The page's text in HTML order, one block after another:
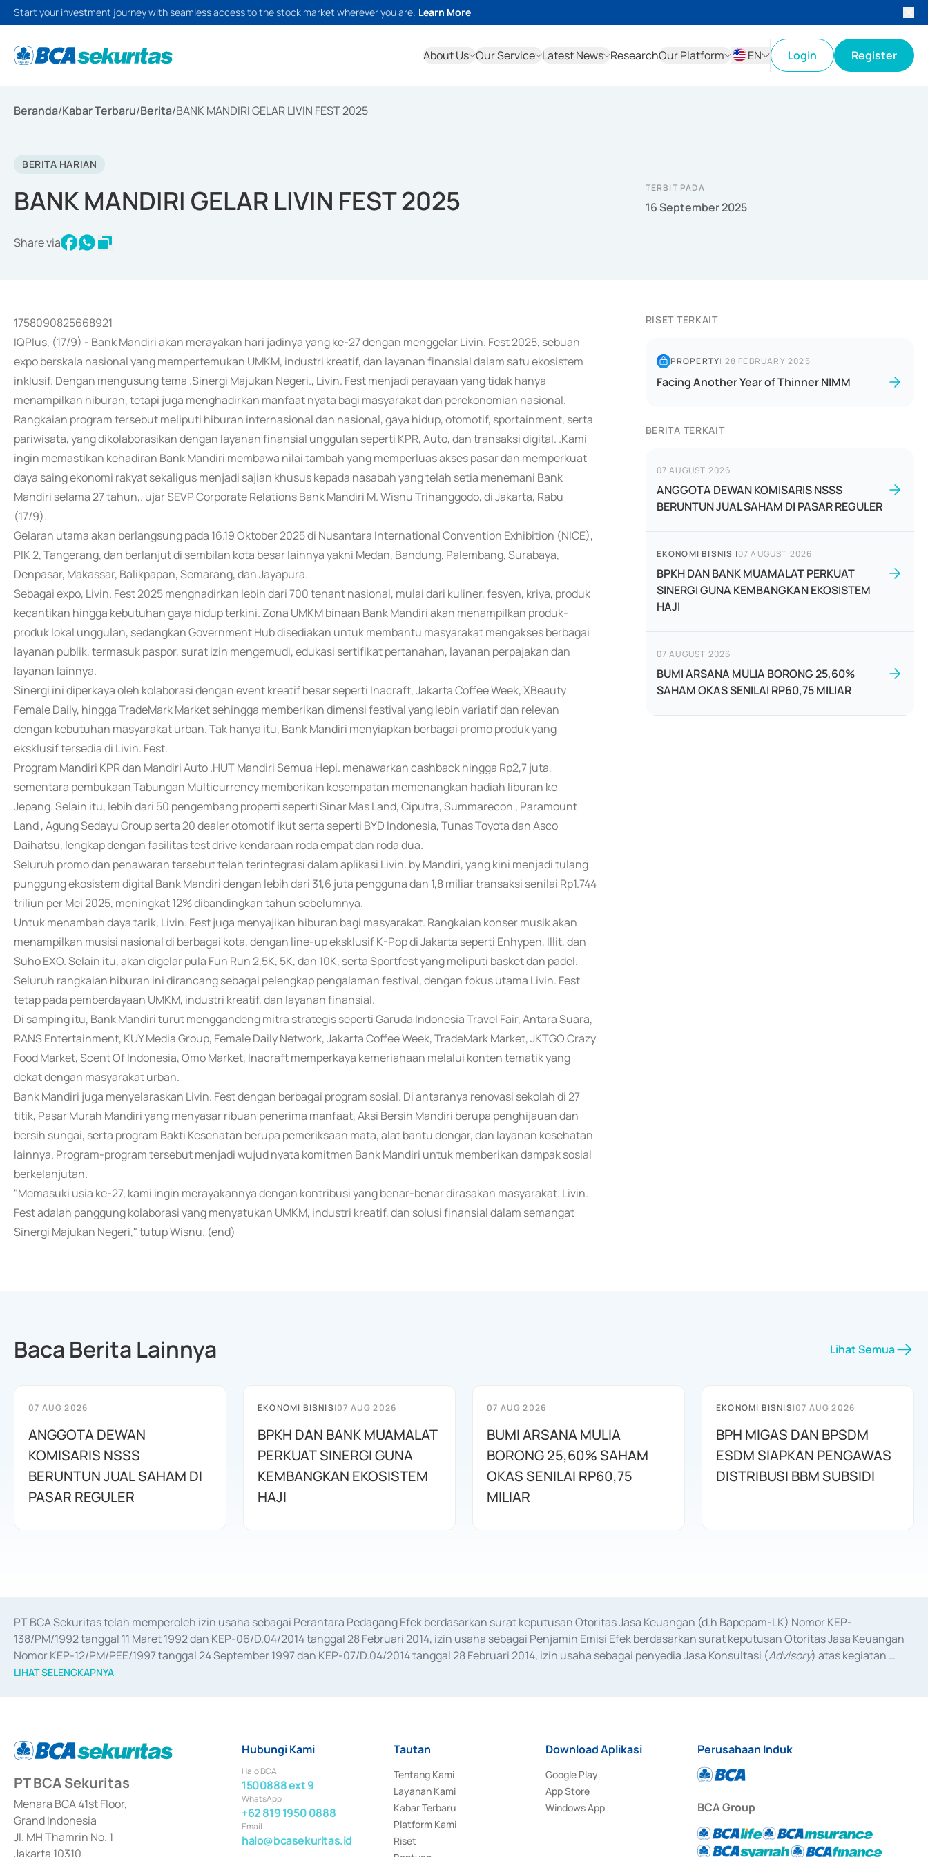
Start your investment journey with seamless access to the stock market wherever you are. Learn More
About Us Our Service Latest News ResearchOur Platform
EN
Login Register
Beranda/Kabar Terbaru/Berita/BANK MANDIRI GELAR LIVIN FEST 2025
BERITA HARIAN
BANK MANDIRI GELAR LIVIN FEST 2025
Share via
TERBIT PADA
16 September 2025
1758090825668921
IQPlus, (17/9) - Bank Mandiri akan merayakan hari jadinya yang ke-27 dengan menggelar Livin. Fest 2025, sebuah
expo berskala nasional yang mempertemukan UMKM, industri kreatif, dan layanan finansial dalam satu ekosistem
inklusif. Dengan mengusung tema .Sinergi Majukan Negeri., Livin. Fest menjadi perayaan yang tidak hanya
menampilkan hiburan, tetapi juga menghadirkan manfaat nyata bagi masyarakat dan perekonomian nasional.
Rangkaian program tersebut meliputi hiburan internasional dan nasional, gaya hidup, otomotif, sportainment, serta
pariwisata, yang dikolaborasikan dengan layanan finansial unggulan seperti KPR, Auto, dan transaksi digital. .Kami
ingin memastikan kehadiran Bank Mandiri membawa nilai tambah yang memperluas akses pasar dan memperkuat
daya saing ekonomi rakyat sekaligus menjadi sajian khusus kepada nasabah yang telah setia menemani Bank
Mandiri selama 27 tahun,. ujar SEVP Corporate Relations Bank Mandiri M. Wisnu Trihanggodo, di Jakarta, Rabu
(17/9).
Gelaran utama akan berlangsung pada 16.19 Oktober 2025 di Nusantara International Convention Exhibition (NICE),
PIK 2, Tangerang, dan berlanjut di sembilan kota besar lainnya yakni Medan, Bandung, Palembang, Surabaya,
Denpasar, Makassar, Balikpapan, Semarang, dan Jayapura.
Sebagai expo, Livin. Fest 2025 menghadirkan lebih dari 700 tenant nasional, mulai dari kuliner, fesyen, kriya, produk
kecantikan hingga kebutuhan gaya hidup terkini. Zona UMKM binaan Bank Mandiri akan menampilkan produk-
produk lokal unggulan, sedangkan Government Hub disediakan untuk membantu masyarakat mengakses berbagai
layanan publik, termasuk paspor, surat izin mengemudi, edukasi sertifikat pertanahan, layanan perpajakan dan
layanan lainnya.
Sinergi ini diperkaya oleh kolaborasi dengan event kreatif besar seperti Inacraft, Jakarta Coffee Week, XBeauty
Female Daily, hingga TradeMark Market sehingga memberikan dimensi festival yang lebih variatif dan relevan
dengan kebutuhan masyarakat urban. Tak hanya itu, Bank Mandiri menyiapkan berbagai promo produk yang
eksklusif tersedia di Livin. Fest.
Program Mandiri KPR dan Mandiri Auto .HUT Mandiri Semua Hepi. menawarkan cashback hingga Rp2,7 juta,
sementara pembukaan Tabungan Multicurrency memberikan kesempatan memenangkan hadiah liburan ke
Jepang. Selain itu, lebih dari 50 pengembang properti seperti Sinar Mas Land, Ciputra, Summarecon , Paramount
Land , Agung Sedayu Group serta 20 dealer otomotif ikut serta seperti BYD Indonesia, Tunas Toyota dan Asco
Daihatsu, lengkap dengan fasilitas test drive kendaraan roda empat dan roda dua.
Seluruh promo dan penawaran tersebut telah terintegrasi dalam aplikasi Livin. by Mandiri, yang kini menjadi tulang
punggung ekosistem digital Bank Mandiri dengan lebih dari 31,6 juta pengguna dan 1,8 miliar transaksi senilai Rp1.744
triliun per Mei 2025, meningkat 12% dibandingkan tahun sebelumnya.
Untuk menambah daya tarik, Livin. Fest juga menyajikan hiburan bagi masyarakat. Rangkaian konser musik akan
menampilkan musisi nasional di berbagai kota, dengan line-up eksklusif K-Pop di Jakarta seperti Enhypen, Illit, dan
Suho EXO. Selain itu, akan digelar pula Fun Run 2,5K, 5K, dan 10K, serta Sportfest yang meliputi basket dan padel.
Seluruh rangkaian hiburan ini dirancang sebagai pelengkap pengalaman festival, dengan fokus utama Livin. Fest
tetap pada pemberdayaan UMKM, industri kreatif, dan layanan finansial.
Di samping itu, Bank Mandiri turut menggandeng mitra strategis seperti Garuda Indonesia Travel Fair, Antara Suara,
RANS Entertainment, KUY Media Group, Female Daily Network, Jakarta Coffee Week, TradeMark Market, JKTGO Crazy
Food Market, Scent Of Indonesia, Omo Market, Inacraft memperkaya kemeriahaan melalui konten tematik yang
dekat dengan masyarakat urban.
Bank Mandiri juga menyelaraskan Livin. Fest dengan berbagai program sosial. Di antaranya renovasi sekolah di 27
titik, Pasar Murah Mandiri yang menyasar ribuan penerima manfaat, Aksi Bersih Mandiri berupa penghijauan dan
bersih sungai, serta program Bakti Kesehatan berupa pemeriksaan mata, alat bantu dengar, dan layanan kesehatan
lainnya. Program-program tersebut menjadi wujud nyata komitmen Bank Mandiri untuk memberikan dampak sosial
berkelanjutan.
"Memasuki usia ke-27, kami ingin merayakannya dengan kontribusi yang benar-benar dirasakan masyarakat. Livin.
Fest adalah panggung kolaborasi yang menyatukan UMKM, industri kreatif, dan solusi finansial dalam semangat
Sinergi Majukan Negeri," tutup Wisnu. (end)
RISET TERKAIT
PROPERTY| 28 FEBRUARY 2025
Facing Another Year of Thinner NIMM
BERITA TERKAIT
07 AUGUST 2026
ANGGOTA DEWAN KOMISARIS NSSS
BERUNTUN JUAL SAHAM DI PASAR REGULER
EKONOMI BISNIS |07 AUGUST 2026
BPKH DAN BANK MUAMALAT PERKUAT
SINERGI GUNA KEMBANGKAN EKOSISTEM
HAJI
07 AUGUST 2026
BUMI ARSANA MULIA BORONG 25,60%
SAHAM OKAS SENILAI RP60,75 MILIAR
Baca Berita Lainnya Lihat Semua
07 AUG 2026
ANGGOTA DEWAN
KOMISARIS NSSS
BERUNTUN JUAL SAHAM DI
PASAR REGULER
EKONOMI BISNIS|07 AUG 2026
BPKH DAN BANK MUAMALAT
PERKUAT SINERGI GUNA
KEMBANGKAN EKOSISTEM
HAJI
07 AUG 2026
BUMI ARSANA MULIA
BORONG 25,60% SAHAM
OKAS SENILAI RP60,75
MILIAR
EKONOMI BISNIS|07 AUG 2026
BPH MIGAS DAN BPSDM
ESDM SIAPKAN PENGAWAS
DISTRIBUSI BBM SUBSIDI
PT BCA Sekuritas telah memperoleh izin usaha sebagai Perantara Pedagang Efek berdasarkan surat keputusan Otoritas Jasa Keuangan (d.h Bapepam-LK) Nomor KEP-
138/PM/1992 tanggal 11 Maret 1992 dan KEP-06/D.04/2014 tanggal 28 Februari 2014, izin usaha sebagai Penjamin Emisi Efek berdasarkan surat keputusan Otoritas Jasa Keuangan
Nomor KEP-12/PM/PEE/1997 tanggal 24 September 1997 dan KEP-07/D.04/2014 tanggal 28 Februari 2014, izin usaha sebagai penyedia Jasa Konsultasi (Advisory) atas kegiatan
merger, akuisisi, divestasi, dan
LIHAT SELENGKAPNYA
PT BCA Sekuritas
Menara BCA 41st Floor,
Grand Indonesia
Jl. MH Thamrin No. 1
Jakarta 10310
Hubungi Kami
Halo BCA
1500888 ext 9
WhatsApp
+62 819 1950 0888
Email
halo@bcasekuritas.id
Tautan
Tentang Kami
Layanan Kami
Kabar Terbaru
Platform Kami
Riset
Download Aplikasi
Google Play
App Store
Windows App
Perusahaan Induk
BCA Group